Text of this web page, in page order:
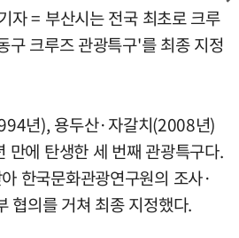
자 = 부산시는 전국 최초로 크루
구 크루즈 관광특구'를 최종 지정
년), 용두산·자갈치(2008년)
만에 탄생한 세 번째 관광특구다.
한국문화관광연구원의 조사·
협의를 거쳐 최종 지정했다.